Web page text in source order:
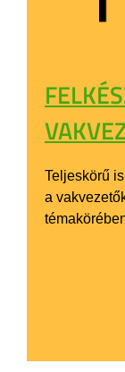
Teljeskörű
a